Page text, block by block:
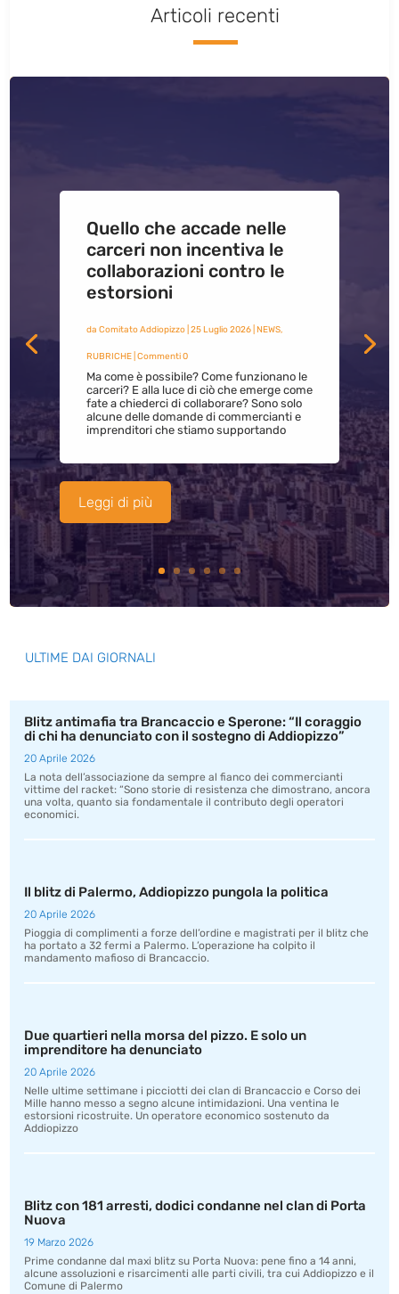
Articoli recenti
Quello che accade nelle
carceri non incentiva le
collaborazioni contro le
estorsioni
da Comitato Addiopizzo| 25 Luglio 2026| NEWS,
RUBRICHE| Commenti 0
Ma come è possibile? Come funzionano le
carceri? E alla luce di ciò che emerge come
fate a chiederci di collaborare? Sono solo
alcune delle domande di commercianti e
imprenditori che stiamo supportando
Leggi di più
ULTIME DAI GIORNALI
Blitz antimafia tra Brancaccio e Sperone: “Il coraggio
di chi ha denunciato con il sostegno di Addiopizzo”
20 Aprile 2026
La nota dell’associazione da sempre al fianco dei commercianti
vittime del racket: “Sono storie di resistenza che dimostrano, ancora
una volta, quanto sia fondamentale il contributo degli operatori
economici.
Il blitz di Palermo, Addiopizzo pungola la politica
20 Aprile 2026
Pioggia di complimenti a forze dell’ordine e magistrati per il blitz che
ha portato a 32 fermi a Palermo. L’operazione ha colpito il
mandamento mafioso di Brancaccio.
Due quartieri nella morsa del pizzo. E solo un
imprenditore ha denunciato
20 Aprile 2026
Nelle ultime settimane i picciotti dei clan di Brancaccio e Corso dei
Mille hanno messo a segno alcune intimidazioni. Una ventina le
estorsioni ricostruite. Un operatore economico sostenuto da
Addiopizzo
Blitz con 181 arresti, dodici condanne nel clan di Porta
Nuova
19 Marzo 2026
Prime condanne dal maxi blitz su Porta Nuova: pene fino a 14 anni,
alcune assoluzioni e risarcimenti alle parti civili, tra cui Addiopizzo e il
Comune di Palermo